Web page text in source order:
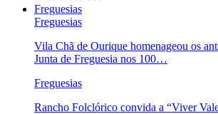
Freguesias
Freguesias
Vila Chã de Ourique homenageou os
Junta de Freguesia nos 100…
Freguesias
Rancho Folclórico convida a “Viver